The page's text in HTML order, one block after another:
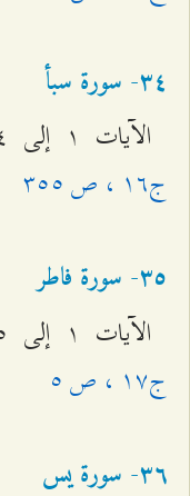
٣٤- سورة سبأ
الآيات ۱ إلى ٥٤ --------------------------------
ج۱٦ ، ص ٣٥٥
٣٥- سورة فاطر
الآيات ۱ إلى ٤٥ --------------------------------
ج۱۷ ، ص ٥
٣٦- سورة يس